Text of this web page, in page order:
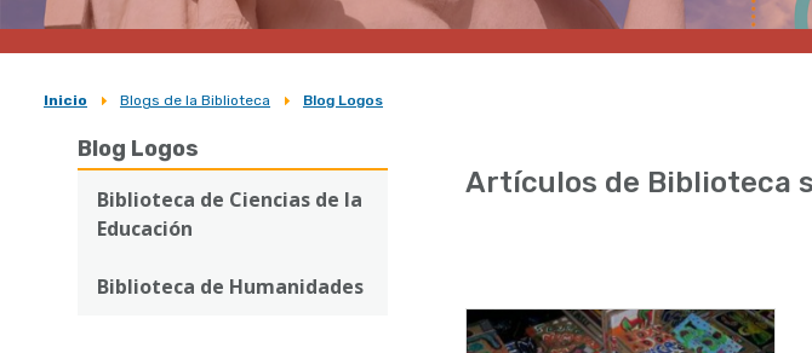
Sobrescribir
enlaces
ayuda
Inicio Blogs de la Biblioteca Blog Logos
Blog Logos
Biblioteca de Ciencias de la
Educación
Biblioteca de Humanidades
Artículos de Biblioteca